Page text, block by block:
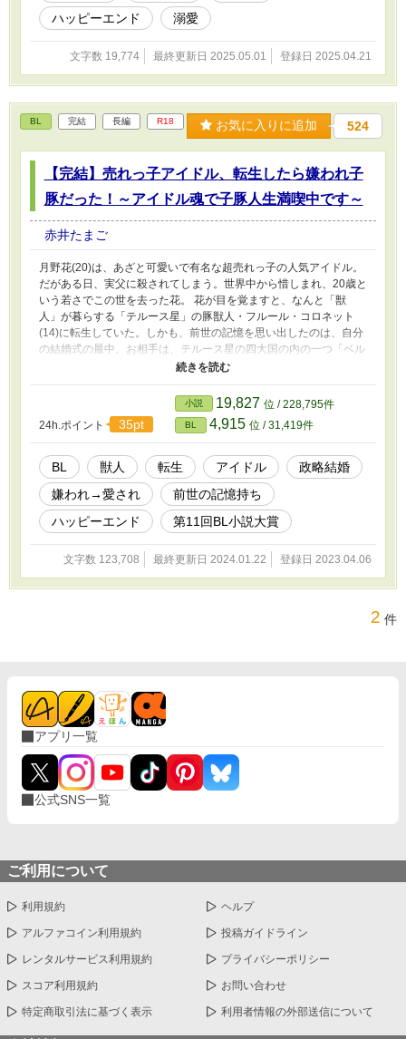
ハッピーエンド
溺愛
文字数 19,774 最終更新日 2025.05.01 登録日 2025.04.21
BL 完結 長編 R18 お気に入りに追加 524
【完結】売れっ子アイドル、転生したら嫌われ子
豚だった！～アイドル魂で子豚人生満喫中です～
赤井たまご
月野花(20)は、あざと可愛いで有名な超売れっ子の人気アイドル。
だがある日、実父に殺されてしまう。世界中から惜しまれ、20歳と
いう若さでこの世を去った花。 花が目を覚ますと、なんと「獣
人」が暮らする「テルース星」の豚獣人・フルール・コロネット
(14)に転生していた。しかも、前世の記憶を思い出したのは、自分
の結婚式の最中。お相手は、テルース星の四大国の内の一つ「ベル
ヴァ王国」現国王・狼獣人のウルティムス・レイル・ベルヴァ(26)
ん、俺様に相応しくない」と暴言を吐かれる。フルールは夫に蔑ま
れ、辛い結婚生活を送ることに……なることはなかった。前世の花
は、芸能界の荒波の中を生き抜いてきた猛者。やられっぱなしなど
あり得ない！ 「そっちがその気なら僕も好きにする」「僕、また
アイドルになりまーす！」 子豚になっても、アイドル！歌って踊
って、あざと可愛いフルールに、周囲はどんどん魅了されていく。
そして、ついに夫・ウルティムスの心境にも変化が… 。 アイドル
魂で子豚人生満喫中！獣人アイドルコメディ、総受け 「子豚のぼ
くも可愛いじゃん！」 冷酷非道な俺様狼獣人×あざとポジティブの
アイドル豚獣人 R18→※マーク 本編→完結済み 「最高スコア」
24h.5000越え ランキング(その他).66位
24h.ポイント 35pt
小説 19,827 位 / 228,795件
BL 4,915 位 / 31,419件
BL 獣人 転生 アイドル
政略結婚
嫌われ→愛され
前世の記憶持ち
ハッピーエンド
第11回BL小説大賞
文字数 123,708 最終更新日 2024.01.22 登録日 2023.04.06
2 件
アプリ一覧
公式SNS一覧
ご利用について
利用規約 ヘルプ
アルファコイン利用規約 投稿ガイドライン
レンタルサービス利用規約 プライバシーポリシー
スコア利用規約 お問い合わせ
特定商取引法に基づく表示 利用者情報の外部送信について